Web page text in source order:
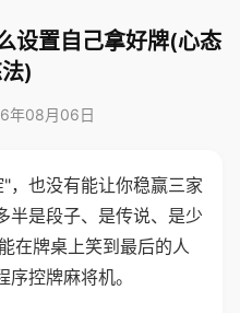
设置自己拿好牌(心态
)
年08月06日
，也没有能让你稳赢三家
半是段子、是传说、是少
在牌桌上笑到最后的人
控牌麻将机。